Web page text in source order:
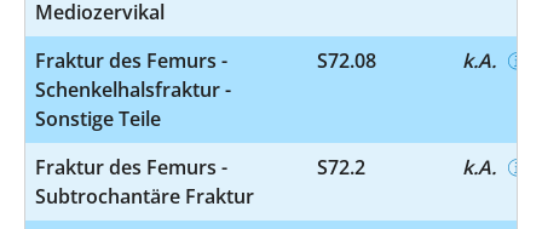
Mediozervikal
Fraktur des Femurs -
Schenkelhalsfraktur -
Sonstige Teile
S72.08 k.A.
Fraktur des Femurs -
Subtrochantäre Fraktur
S72.2 k.A.